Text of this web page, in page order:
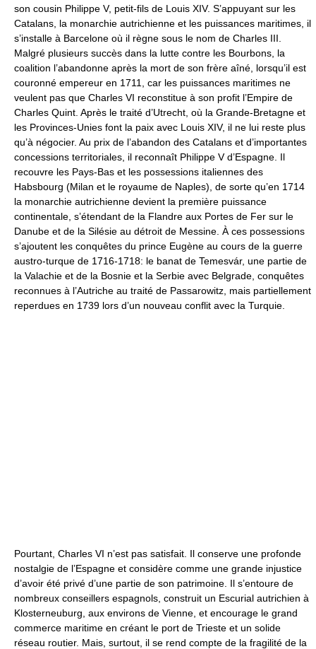
son cousin Philippe V, petit-fils de Louis XIV. S’appuyant sur les
Catalans, la monarchie autrichienne et les puissances maritimes, il
s’installe à Barcelone où il règne sous le nom de Charles III.
Malgré plusieurs succès dans la lutte contre les Bourbons, la
coalition l’abandonne après la mort de son frère aîné, lorsqu’il est
couronné empereur en 1711, car les puissances maritimes ne
veulent pas que Charles VI reconstitue à son profit l’Empire de
Charles Quint. Après le traité d’Utrecht, où la Grande-Bretagne et
les Provinces-Unies font la paix avec Louis XIV, il ne lui reste plus
qu’à négocier. Au prix de l’abandon des Catalans et d’importantes
concessions territoriales, il reconnaît Philippe V d’Espagne. Il
recouvre les Pays-Bas et les possessions italiennes des
Habsbourg (Milan et le royaume de Naples), de sorte qu’en 1714
la monarchie autrichienne devient la première puissance
continentale, s’étendant de la Flandre aux Portes de Fer sur le
Danube et de la Silésie au détroit de Messine. À ces possessions
s’ajoutent les conquêtes du prince Eugène au cours de la guerre
austro-turque de 1716-1718: le banat de Temesvár, une partie de
la Valachie et de la Bosnie et la Serbie avec Belgrade, conquêtes
reconnues à l’Autriche au traité de Passarowitz, mais partiellement
reperdues en 1739 lors d’un nouveau conflit avec la Turquie.
Pourtant, Charles VI n’est pas satisfait. Il conserve une profonde
nostalgie de l’Espagne et considère comme une grande injustice
d’avoir été privé d’une partie de son patrimoine. Il s’entoure de
nombreux conseillers espagnols, construit un Escurial autrichien à
Klosterneuburg, aux environs de Vienne, et encourage le grand
commerce maritime en créant le port de Trieste et un solide
réseau routier. Mais, surtout, il se rend compte de la fragilité de la